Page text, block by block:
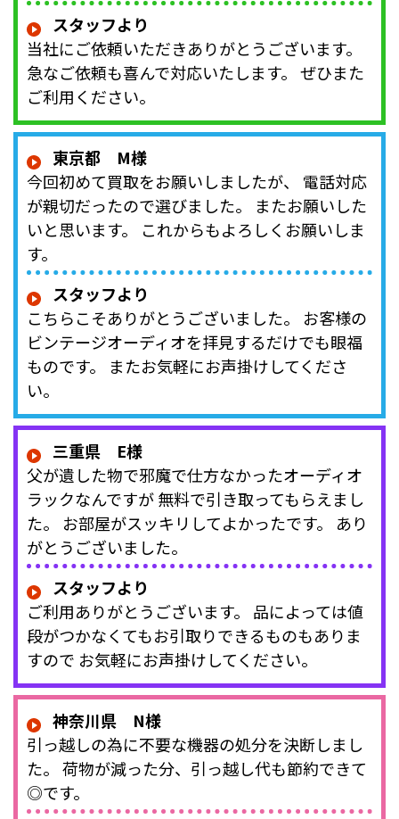
スタッフより
当社にご依頼いただきありがとうございます。
急なご依頼も喜んで対応いたします。 ぜひまた
ご利用ください。
東京都 M様
今回初めて買取をお願いしましたが、 電話対応
が親切だったので選びました。 またお願いした
いと思います。 これからもよろしくお願いしま
す。
スタッフより
こちらこそありがとうございました。 お客様の
ビンテージオーディオを拝見するだけでも眼福
ものです。 またお気軽にお声掛けしてくださ
い。
三重県 E様
父が遺した物で邪魔で仕方なかったオーディオ
ラックなんですが 無料で引き取ってもらえまし
た。 お部屋がスッキリしてよかったです。 あり
がとうございました。
スタッフより
ご利用ありがとうございます。 品によっては値
段がつかなくてもお引取りできるものもありま
すので お気軽にお声掛けしてください。
神奈川県 N様
引っ越しの為に不要な機器の処分を決断しまし
た。 荷物が減った分、引っ越し代も節約できて
◎です。